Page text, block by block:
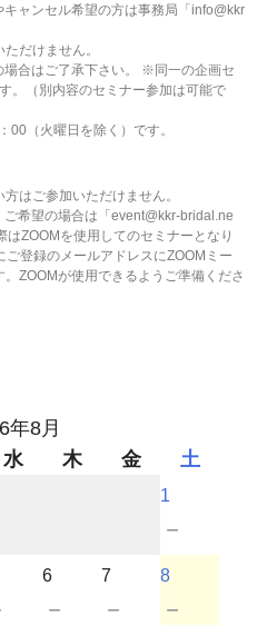
ャンセル希望の方は事務局「info@kkr
だけません。
合はご了承下さい。 ※同一の企画セ
。（別内容のセミナー参加は可能で
（火曜日を除く）です。
はご参加いただけません。
希望の場合は「event@kkr-bridal.ne
ZOOMを使用してのセミナーとなり
登録のメールアドレスにZOOMミー
ZOOMが使用できるようご準備くださ
年8月
水 木 金 土
1
－
6
－
7
－
8
－